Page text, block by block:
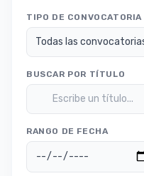
TIPO DE CONVOCATORIA
BUSCAR POR TÍTULO
RANGO DE FECHA